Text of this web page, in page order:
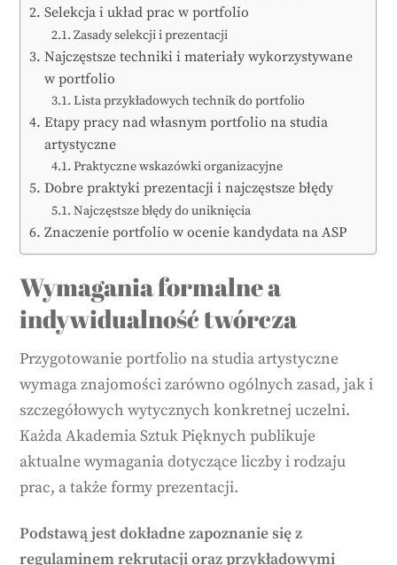
Selekcja i układ prac w portfolio
Zasady selekcji i prezentacji
Najczęstsze techniki i materiały wykorzystywane
w portfolio
Lista przykładowych technik do portfolio
Etapy pracy nad własnym portfolio na studia
artystyczne
Praktyczne wskazówki organizacyjne
Dobre praktyki prezentacji i najczęstsze błędy
Najczęstsze błędy do uniknięcia
Znaczenie portfolio w ocenie kandydata na ASP
Wymagania formalne a
indywidualność twórcza
Przygotowanie portfolio na studia artystyczne
wymaga znajomości zarówno ogólnych zasad, jak i
szczegółowych wytycznych konkretnej uczelni.
Każda Akademia Sztuk Pięknych publikuje
aktualne wymagania dotyczące liczby i rodzaju
prac, a także formy prezentacji.
Podstawą jest dokładne zapoznanie się z
regulaminem rekrutacji oraz przykładowymi